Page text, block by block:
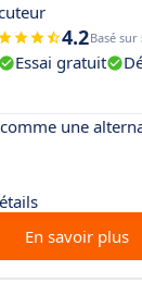
4.2Basé sur
Essai gratuit
une
En savoir plus